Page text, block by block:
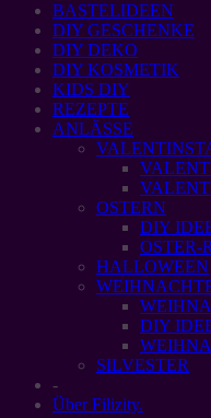
BASTELIDEEN
DIY GESCHENKE
DIY DEKO
DIY KOSMETIK
KIDS DIY
REZEPTE
ANLÄSSE
OSTERN
DIY
OSTER-
HALLOWEEN
DIY
SILVESTER
-
Über Filizity.